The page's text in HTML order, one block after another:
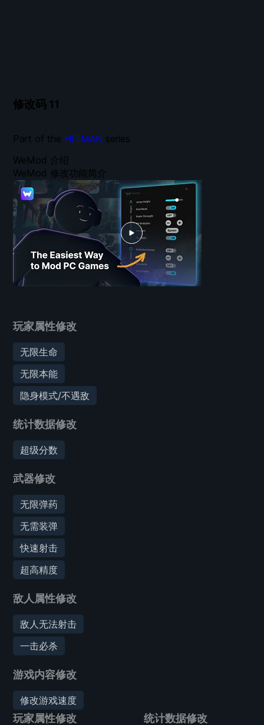
修改码 11
玩家属性修改
无限生命
无限本能
隐身模式/不遇敌
统计数据修改
超级分数
武器修改
无限弹药
无需装弹
快速射击
超高精度
敌人属性修改
敌人无法射击
一击必杀
游戏内容修改
修改游戏速度
玩家属性修改 统计数据修改
WeMod 介绍
WeMod 修改功能简介
Part of the HITMAN series